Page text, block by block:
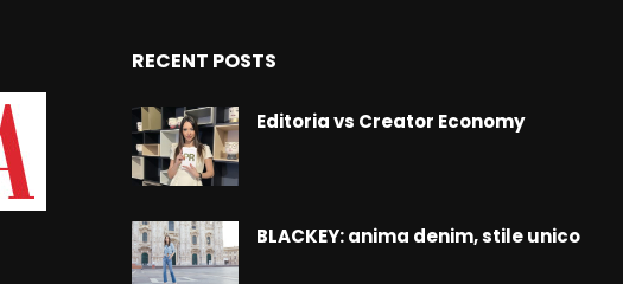
RECENT POSTS
Editoria vs Creator Economy
BLACKEY: anima denim, stile unico